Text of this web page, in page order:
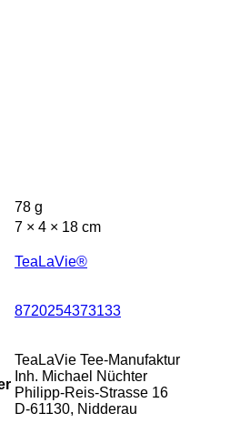
78 g
7 × 4 × 18 cm
TeaLaVie®
8720254373133
TeaLaVie Tee-Manufaktur
Inh. Michael Nüchter
Philipp-Reis-Strasse 16
D-61130, Nidderau